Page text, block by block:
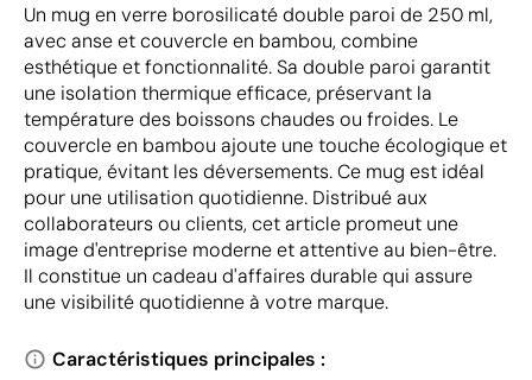
Un mug en verre borosilicaté double paroi de 250 ml,
avec anse et couvercle en bambou, combine
esthétique et fonctionnalité. Sa double paroi garantit
une isolation thermique efficace, préservant la
température des boissons chaudes ou froides. Le
couvercle en bambou ajoute une touche écologique et
pratique, évitant les déversements. Ce mug est idéal
pour une utilisation quotidienne. Distribué aux
collaborateurs ou clients, cet article promeut une
image d'entreprise moderne et attentive au bien-être.
Il constitue un cadeau d'affaires durable qui assure
une visibilité quotidienne à votre marque.
Caractéristiques principales :